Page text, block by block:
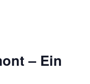
– Ein